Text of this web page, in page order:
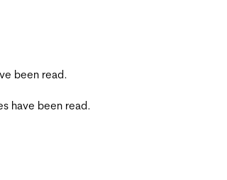
been read.
have been read.